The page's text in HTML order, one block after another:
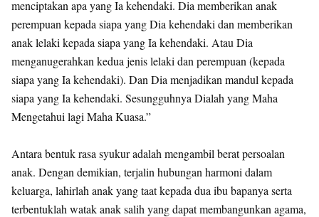
menciptakan apa yang Ia kehendaki. Dia memberikan anak
perempuan kepada siapa yang Dia kehendaki dan memberikan
anak lelaki kepada siapa yang Ia kehendaki. Atau Dia
menganugerahkan kedua jenis lelaki dan perempuan (kepada
siapa yang Ia kehendaki). Dan Dia menjadikan mandul kepada
siapa yang Ia kehendaki. Sesungguhnya Dialah yang Maha
Mengetahui lagi Maha Kuasa.”
Antara bentuk rasa syukur adalah mengambil berat persoalan
anak. Dengan demikian, terjalin hubungan harmoni dalam
keluarga, lahirlah anak yang taat kepada dua ibu bapanya serta
terbentuklah watak anak salih yang dapat membangunkan agama,